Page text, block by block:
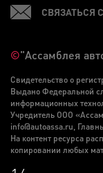
СВЯЗАТЬСЯ
©"Ассамблея
Свидетельство о
Выдано Федеральной
информационных
Учредитель ООО
info@autoassa.ru,
На контент ресурса
копировании любых